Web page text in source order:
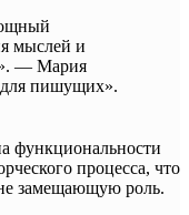
мыслей и
— Мария
для пишущих».
функциональности
процесса, что
замещающую роль.